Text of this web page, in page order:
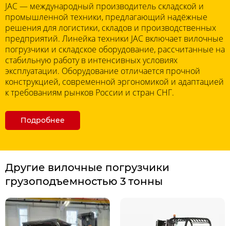
JAC — международный производитель складской и
промышленной техники, предлагающий надёжные
решения для логистики, складов и производственных
предприятий. Линейка техники JAC включает вилочные
погрузчики и складское оборудование, рассчитанные на
стабильную работу в интенсивных условиях
эксплуатации. Оборудование отличается прочной
конструкцией, современной эргономикой и адаптацией
к требованиям рынков России и стран СНГ.
Подробнее
Другие вилочные погрузчики
грузоподъемностью 3 тонны